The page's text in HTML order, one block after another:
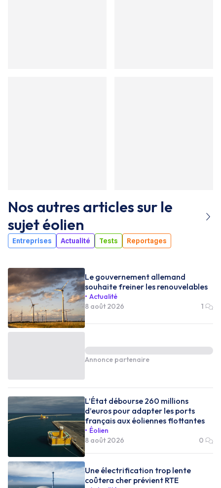
Nos autres articles sur le
sujetéolien
Entreprises Actualité Tests Reportages
Le gouvernement allemand
souhaite freiner les renouvelables
Actualité
8 août 2026
1
Annonce partenaire
L’État débourse 260 millions
d’euros pour adapter les ports
français aux éoliennes flottantes
Éolien
8 août 2026
0
Une électrification trop lente
coûtera cher prévient RTE